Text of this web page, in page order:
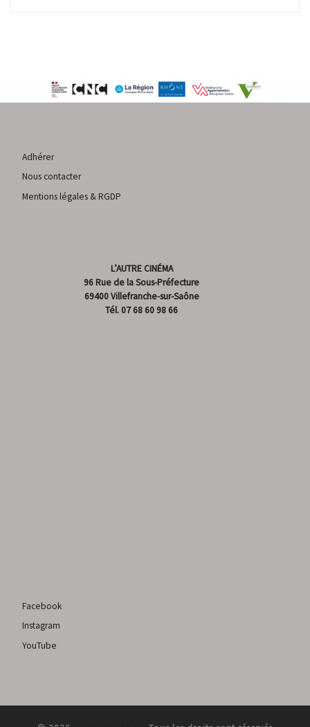
Adhérer
Nous contacter
Mentions légales & RGDP
L’AUTRE CINÉMA
96 Rue de la Sous-Préfecture
69400 Villefranche-sur-Saône
Tél. 07 68 60 98 66
Facebook
Instagram
YouTube